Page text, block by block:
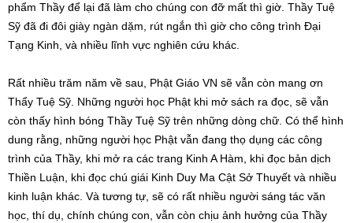
phẩm Thầy để lại đã làm cho chúng con đỡ mất thì giờ. Thầy Tuệ
Sỹ đã đi đôi giày ngàn dặm, rút ngắn thì giờ cho công trình Đại
Tạng Kinh, và nhiều lĩnh vực nghiên cứu khác.
Rất nhiều trăm năm về sau, Phật Giáo VN sẽ vẫn còn mang ơn
Thẩy Tuệ Sỹ. Những người học Phật khi mở sách ra đọc, sẽ vẫn
còn thấy hình bóng Thầy Tuệ Sỹ trên những dòng chữ. Có thể hình
dung rằng, những người học Phật vẫn đang thọ dụng các công
trình của Thầy, khi mở ra các trang Kinh A Hàm, khi đọc bản dịch
Thiền Luận, khi đọc chú giái Kinh Duy Ma Cật Sở Thuyết và nhiều
kinh luận khác. Và tương tự, sẽ có rất nhiều người sáng tác văn
học, thí dụ, chính chúng con, vẫn còn chịu ảnh hưởng của Thầy